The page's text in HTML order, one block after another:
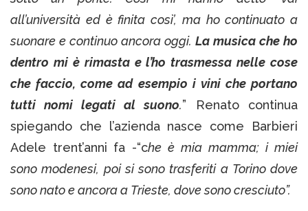
all’università ed è finita così’, ma ho continuato a
suonare e continuo ancora oggi. La musica che ho
dentro mi è rimasta e l’ho trasmessa nelle cose
che faccio, come ad esempio i vini che portano
tutti nomi legati al suono.” Renato continua
spiegando che l’azienda nasce come Barbieri
Adele trent’anni fa -“che è mia mamma; i miei
sono modenesi, poi si sono trasferiti a Torino dove
sono nato e ancora a Trieste, dove sono cresciuto”.